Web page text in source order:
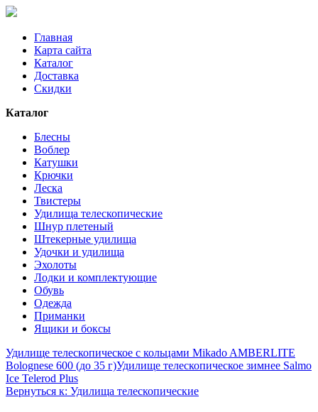
Главная
Карта сайта
Каталог
Доставка
Скидки
Каталог
Блесны
Воблер
Катушки
Крючки
Леска
Твистеры
Удилища телескопические
Шнур плетеный
Штекерные удилища
Удочки и удилища
Эхолоты
Лодки и комплектующие
Обувь
Одежда
Приманки
Ящики и боксы
Удилище телескопическое с кольцами Mikado AMBERLITE
Bolognese 600 (до 35 г)Удилище телескопическое зимнее Salmo
Ice Telerod Plus
Вернуться к: Удилища телескопические